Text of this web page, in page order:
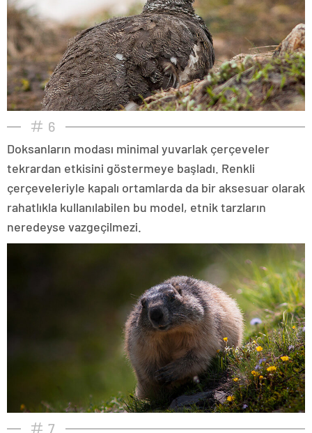
6
Doksanların modası minimal yuvarlak çerçeveler
tekrardan etkisini göstermeye başladı. Renkli
çerçeveleriyle kapalı ortamlarda da bir aksesuar olarak
rahatlıkla kullanılabilen bu model, etnik tarzların
neredeyse vazgeçilmezi.
7